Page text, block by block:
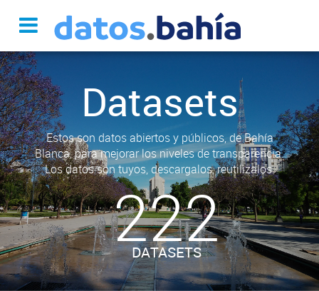
Datasets
Estos son datos abiertos y públicos, de Bahía
Blanca, para mejorar los niveles de transparencia.
Los datos son tuyos, descargalos, reutilizalos.
222
DATASETS